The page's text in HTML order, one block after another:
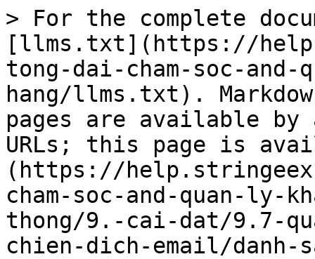
> For the complete
[llms.txt](https://
tong-dai-cham-soc-and-
hang/llms.txt).
pages are available by
URLs; this page is
(https://
cham-soc-and-quan-ly-
thong/9.-cai-dat/9.7-
chien-dich-email/danh-